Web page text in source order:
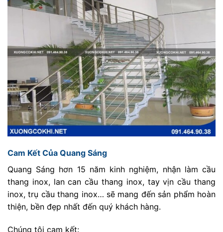
Cam Kết Của Quang Sáng
Quang Sáng hơn 15 năm kinh nghiệm, nhận làm cầu
thang inox, lan can cầu thang inox, tay vịn cầu thang
inox, trụ cầu thang inox… sẽ mang đến sản phẩm hoàn
thiện, bền đẹp nhất đến quý khách hàng.
Chúng tôi cam kết: